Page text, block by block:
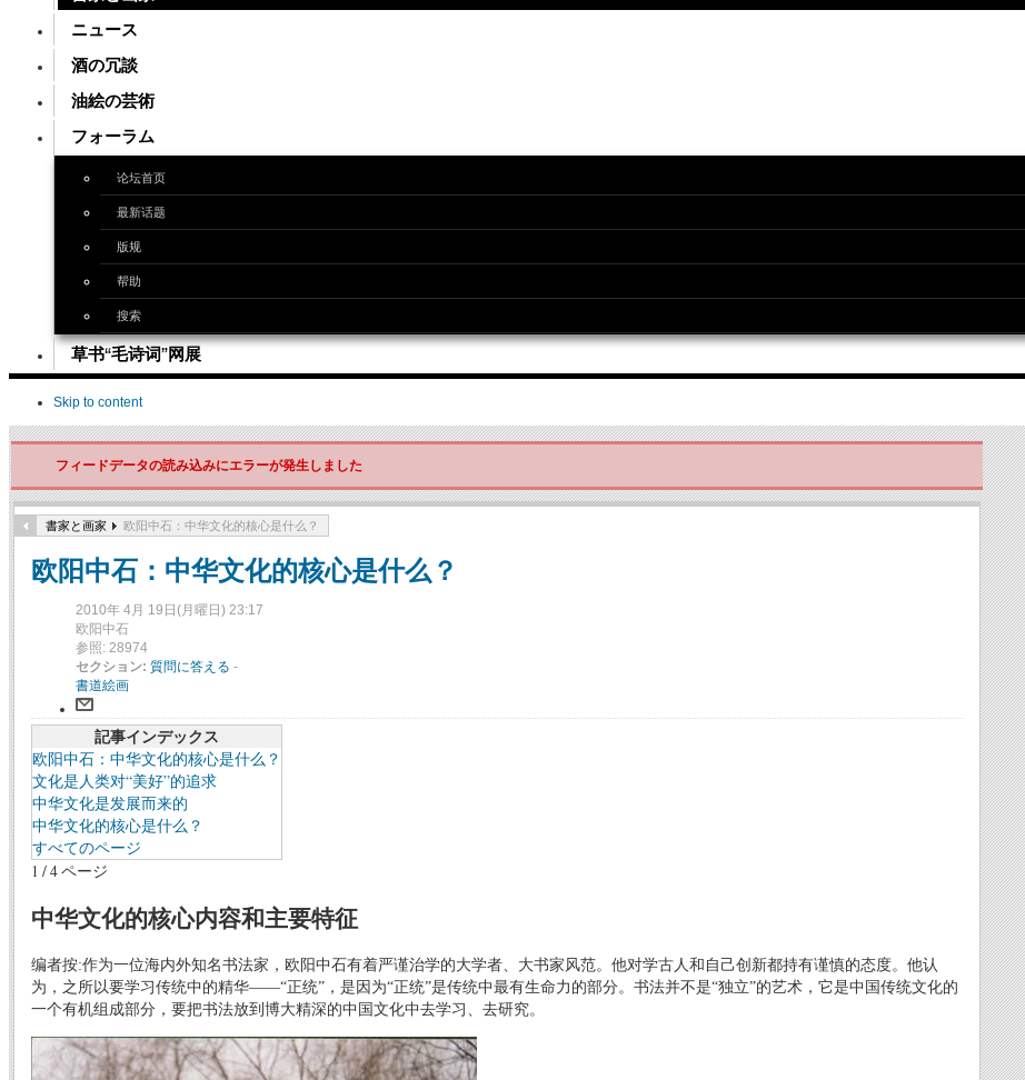
ニュース
酒の冗談
油絵の芸術
フォーラム
论坛首页
最新话题
版规
帮助
搜索
草书“毛诗词”网展
Skip to content
フィードデータの読み込みにエラーが発生しました
書家と画家 欧阳中石：中华文化的核心是什么？
欧阳中石：中华文化的核心是什么？
2010年 4月 19日(月曜日) 23:17
欧阳中石
参照: 28974
セクション: 質問に答える -
書道絵画
記事インデックス
欧阳中石：中华文化的核心是什么？
文化是人类对“美好”的追求
中华文化是发展而来的
中华文化的核心是什么？
すべてのページ
1 / 4 ページ
中华文化的核心内容和主要特征
编者按:作为一位海内外知名书法家，欧阳中石有着严谨治学的大学者、大书家风范。他对学古人和自己创新都持有谨慎的态度。他认
为，之所以要学习传统中的精华——“正统”，是因为“正统”是传统中最有生命力的部分。书法并不是“独立”的艺术，它是中国传统文化的
一个有机组成部分，要把书法放到博大精深的中国文化中去学习、去研究。